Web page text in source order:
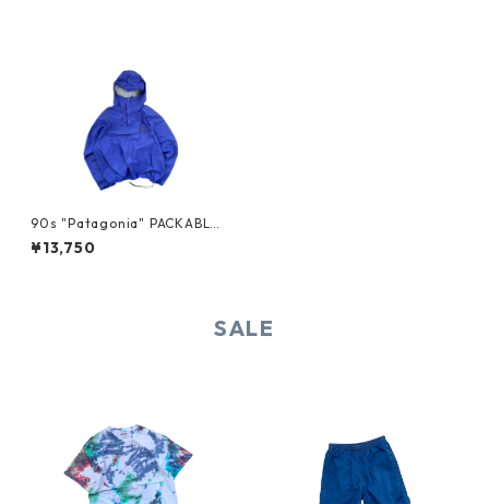
90s "Patagonia" PACKABLE
ANORAK
¥13,750
SALE